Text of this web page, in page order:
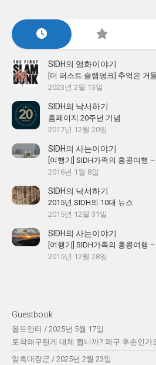
SIDH의 영화이야기
[더 퍼스트 슬램덩크] 추억은 거
2023년 2월 13일
SIDH의 낙서하기
홈페이지 20주년 기념
2017년 12월 20일
SIDH의 사는이야기
[여행기] SIDH가족의 홍콩여행
2016년 1월 8일
SIDH의 낙서하기
2015년 SIDH의 10대 뉴스
2015년 12월 31일
SIDH의 사는이야기
[여행기] SIDH가족의 홍콩여행
2015년 12월 28일
Guestbook
올드안티 / 2025년 5월 17일
토착왜구란게 대체 뭡니까? 왜구 후손인가
암흑대장군 / 2025년 2월 23일